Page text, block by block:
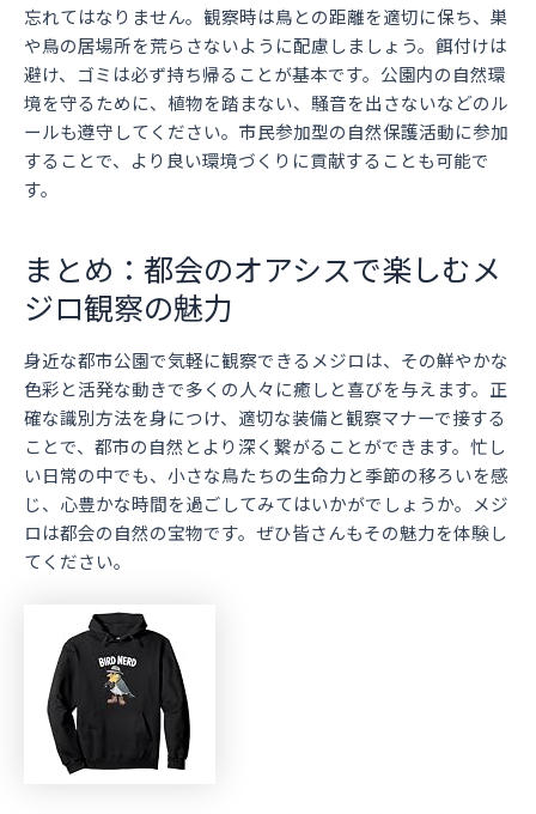
忘れてはなりません。観察時は鳥との距離を適切に保ち、巣
や鳥の居場所を荒らさないように配慮しましょう。餌付けは
避け、ゴミは必ず持ち帰ることが基本です。公園内の自然環
境を守るために、植物を踏まない、騒音を出さないなどのル
ールも遵守してください。市民参加型の自然保護活動に参加
することで、より良い環境づくりに貢献することも可能で
す。
まとめ：都会のオアシスで楽しむメ
ジロ観察の魅力
身近な都市公園で気軽に観察できるメジロは、その鮮やかな
色彩と活発な動きで多くの人々に癒しと喜びを与えます。正
確な識別方法を身につけ、適切な装備と観察マナーで接する
ことで、都市の自然とより深く繋がることができます。忙し
い日常の中でも、小さな鳥たちの生命力と季節の移ろいを感
じ、心豊かな時間を過ごしてみてはいかがでしょうか。メジ
ロは都会の自然の宝物です。ぜひ皆さんもその魅力を体験し
てください。